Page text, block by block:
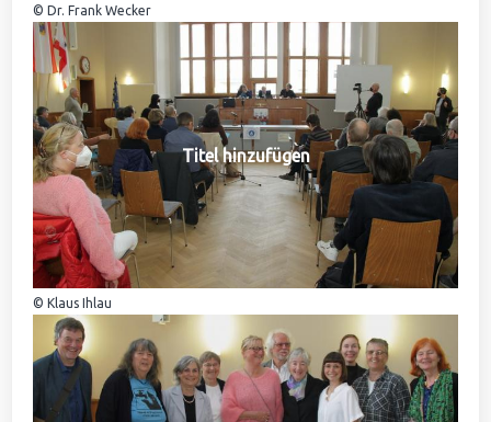
© Dr. Frank Wecker
Titel hinzufügen
© Klaus Ihlau